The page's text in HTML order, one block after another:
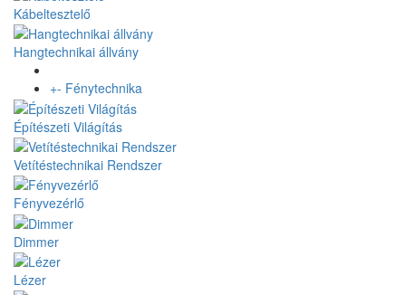
Kábeltesztelő
Hangtechnikai állvány
+- Fénytechnika
Építészeti Világítás
Vetítéstechnikai Rendszer
Fényvezérlő
Dimmer
Lézer